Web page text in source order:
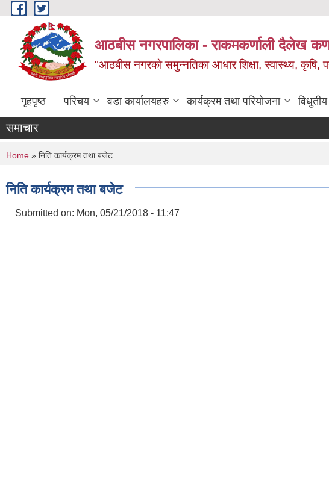
Skip to main content
आठबीस नगरपालिका - राकमकर्णाली दैलेख
"आठबीस नगरकाे समुन्नतिका आधार शिक्षा, स्वास्थ्य, कृषि,
गृहपृष्ठ परिचय वडा कार्यालयहरु कार्यक्रम तथा परियोजना
समाचार
You are here
Home » निति कार्यक्रम तथा बजेट
निति कार्यक्रम तथा बजेट
Submitted on: Mon, 05/21/2018 - 11:47